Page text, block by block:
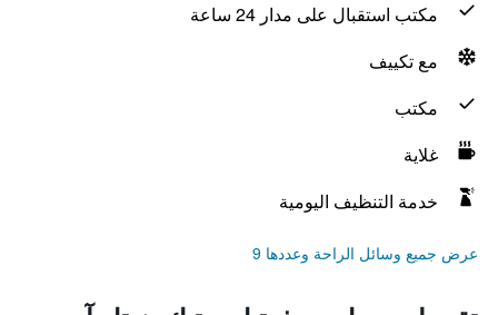
مكتب استقبال على مدار 24 ساعة
مع تكييف
مكتب
غلاية
خدمة التنظيف اليومية
عرض جميع وسائل الراحة وعددها 9